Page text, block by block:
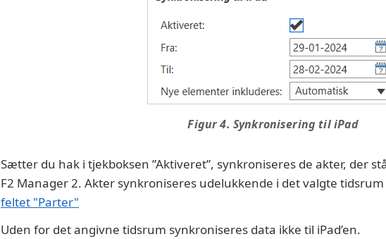
Figur 4. Synkronisering til iPad
Sætter du hak i tjekboksen ”Aktiveret”, synkroniseres de akter, der
F2 Manager 2. Akter synkroniseres udelukkende i det valgte
feltet "Parter"
Uden for det angivne tidsrum synkroniseres data ikke til iPad’en.